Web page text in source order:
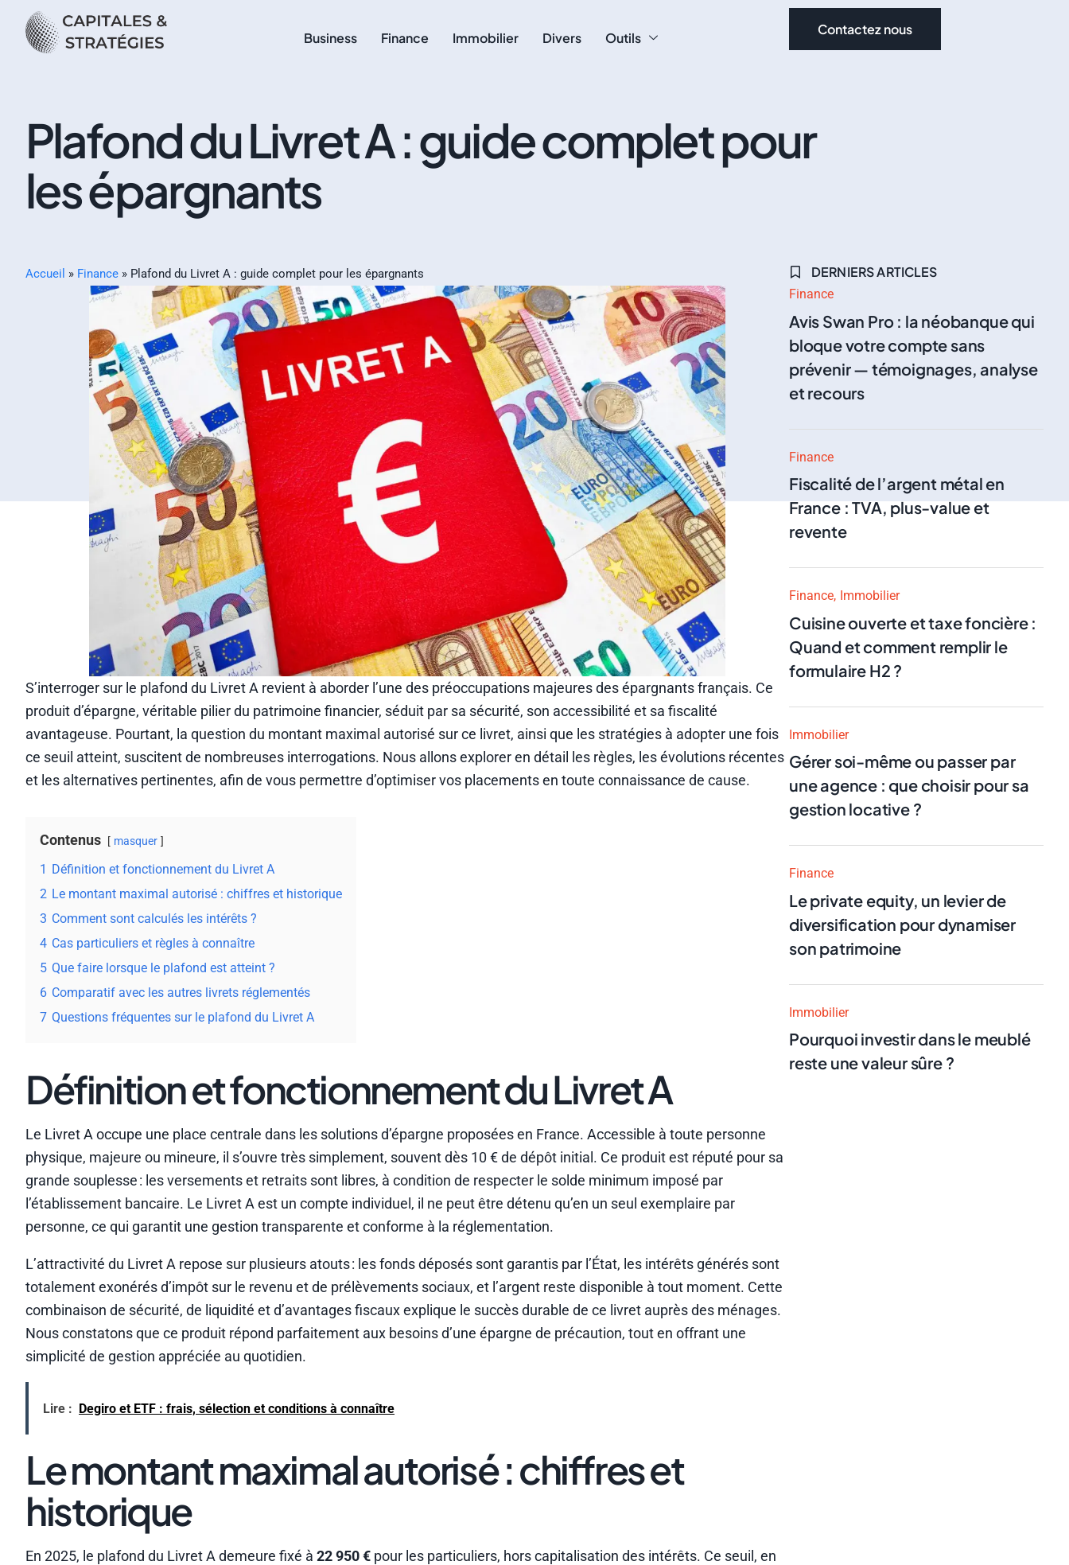
Business Finance Immobilier Divers Outils Contactez nous
Plafond du Livret A : guide complet pour
les épargnants
Accueil » Finance » Plafond du Livret A : guide complet pour les épargnants
S’interroger sur le plafond du Livret A revient à aborder l’une des préoccupations majeures des épargnants français. Ce
produit d’épargne, véritable pilier du patrimoine financier, séduit par sa sécurité, son accessibilité et sa fiscalité
avantageuse. Pourtant, la question du montant maximal autorisé sur ce livret, ainsi que les stratégies à adopter une fois
ce seuil atteint, suscitent de nombreuses interrogations. Nous allons explorer en détail les règles, les évolutions récentes
et les alternatives pertinentes, afin de vous permettre d’optimiser vos placements en toute connaissance de cause.
Contenus masquer
1 Définition et fonctionnement du Livret A
2 Le montant maximal autorisé : chiffres et historique
3 Comment sont calculés les intérêts ?
4 Cas particuliers et règles à connaître
5 Que faire lorsque le plafond est atteint ?
6 Comparatif avec les autres livrets réglementés
7 Questions fréquentes sur le plafond du Livret A
Définition et fonctionnement du Livret A
Le Livret A occupe une place centrale dans les solutions d’épargne proposées en France. Accessible à toute personne
physique, majeure ou mineure, il s’ouvre très simplement, souvent dès 10 € de dépôt initial. Ce produit est réputé pour sa
grande souplesse : les versements et retraits sont libres, à condition de respecter le solde minimum imposé par
l’établissement bancaire. Le Livret A est un compte individuel, il ne peut être détenu qu’en un seul exemplaire par
personne, ce qui garantit une gestion transparente et conforme à la réglementation.
L’attractivité du Livret A repose sur plusieurs atouts : les fonds déposés sont garantis par l’État, les intérêts générés sont
totalement exonérés d’impôt sur le revenu et de prélèvements sociaux, et l’argent reste disponible à tout moment. Cette
combinaison de sécurité, de liquidité et d’avantages fiscaux explique le succès durable de ce livret auprès des ménages.
Nous constatons que ce produit répond parfaitement aux besoins d’une épargne de précaution, tout en offrant une
simplicité de gestion appréciée au quotidien.
Lire : Degiro et ETF : frais, sélection et conditions à connaître
Le montant maximal autorisé : chiffres et
historique
En 2025, le plafond du Livret A demeure fixé à 22 950 € pour les particuliers, hors capitalisation des intérêts. Ce seuil, en
DERNIERS ARTICLES
Finance
Avis Swan Pro : la néobanque qui
bloque votre compte sans
prévenir — témoignages, analyse
et recours
Finance
Fiscalité de l’argent métal en
France : TVA, plus-value et
revente
Finance Immobilier
Cuisine ouverte et taxe foncière :
Quand et comment remplir le
formulaire H2 ?
Immobilier
Gérer soi-même ou passer par
une agence : que choisir pour sa
gestion locative ?
Finance
Le private equity, un levier de
diversification pour dynamiser
son patrimoine
Immobilier
Pourquoi investir dans le meublé
reste une valeur sûre ?